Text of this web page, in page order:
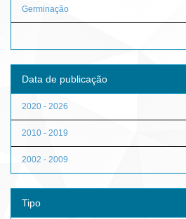
Germinação
Data de publicação
2020 - 2026
2010 - 2019
2002 - 2009
Tipo